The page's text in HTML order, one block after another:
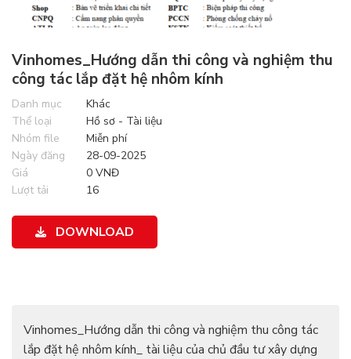
Vinhomes_Hướng dẫn thi công và nghiệm thu
công tác lắp đặt hệ nhôm kính
Danh mục
Khác
Thể loại
Hồ sơ - Tài liệu
Nhóm file
Miễn phí
Ngày đăng
28-09-2025
Giá
0 VNĐ
Lượt tải
16
DOWNLOAD
Vinhomes_Hướng dẫn thi công và nghiệm thu công tác
lắp đặt hệ nhôm kính_ tài liệu của chủ đầu tư xây dựng